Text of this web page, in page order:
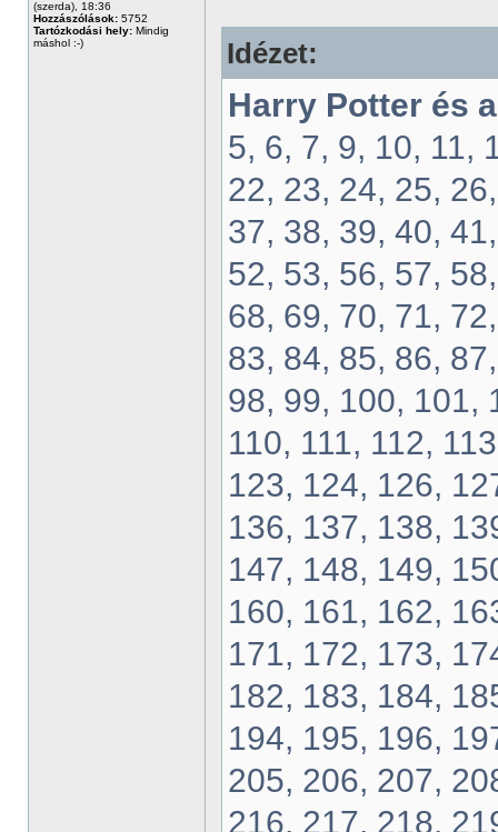
(szerda), 18:36
Hozzászólások: 5752
Tartózkodási hely: Mindig
máshol :-)
Idézet:
Harry Potter és
5, 6, 7, 9, 10, 11,
22, 23, 24, 25,
37, 38, 39, 40,
52, 53, 56, 57,
68, 69, 70, 71,
83, 84, 85, 86,
98, 99, 100, 101,
110, 111, 112,
123, 124, 126,
136, 137, 138,
147, 148, 149,
160, 161, 162,
171, 172, 173,
182, 183, 184,
194, 195, 196,
205, 206, 207,
216, 217, 218,